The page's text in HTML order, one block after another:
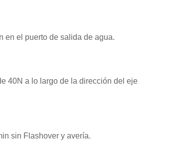
en el puerto de salida de agua.
40N a lo largo de la dirección del eje
sin Flashover y avería.